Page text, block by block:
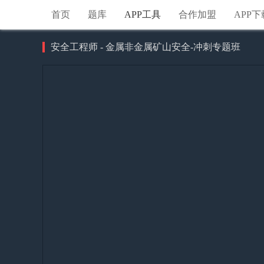
首页 题库 APP工具 合作加盟 APP下
安全工程师 - 金属非金属矿山安全-冲刺专题班